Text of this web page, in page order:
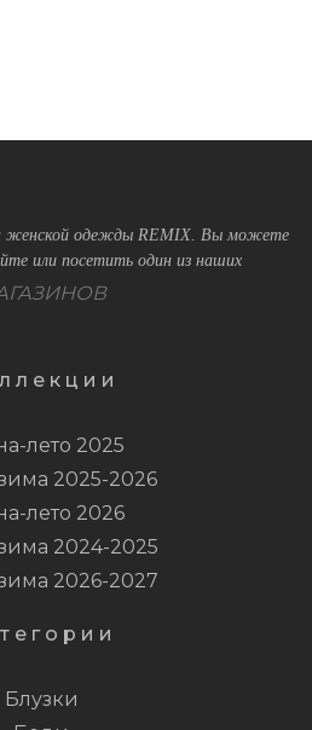
женской одежды REMIX. Вы можете
или посетить один из наших
лето 2025
2025-2026
лето 2026
2024-2025
2026-2027
Блузки